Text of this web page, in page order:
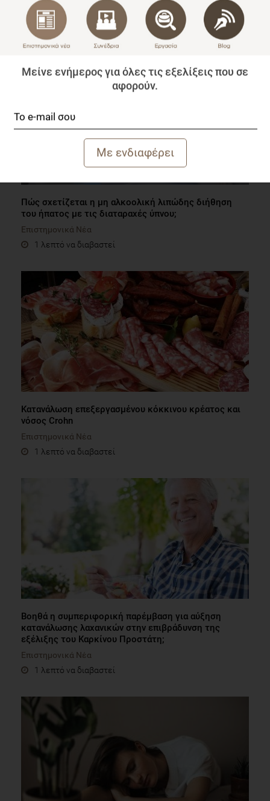
υγεία!
Επιστημονικά Νέα
1 λεπτό να διαβαστεί
Πώς σχετίζεται η μη αλκοολική λιπώδης διήθηση
του ήπατος με τις διαταραχές ύπνου;
Επιστημονικά Νέα
1 λεπτό να διαβαστεί
Κατανάλωση επεξεργασμένου κόκκινου κρέατος και
νόσος Crohn
Επιστημονικά Νέα
1 λεπτό να διαβαστεί
Βοηθά η συμπεριφορική παρέμβαση για αύξηση
κατανάλωσης λαχανικών στην επιβράδυνση της
εξέλιξης του Καρκίνου Προστάτη;
Επιστημονικά Νέα
1 λεπτό να διαβαστεί
Μείνε ενήμερος για όλες τις εξελίξεις που σε
αφορούν.